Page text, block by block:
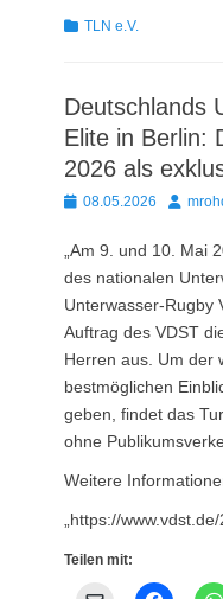
Kategorien
TLN e.V.
Deutschlands
Elite in Berlin:
2026 als
Posted
08.05.2026 Autor
„Am 9. und 10. Mai
des nationalen
Unterwasser-Rugby
Auftrag des VDST
Herren aus. Um der
bestmöglichen
geben, findet das
ohne
Weitere
„https://
Teilen mit: